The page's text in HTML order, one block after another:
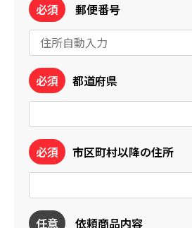
必須 郵便番号
必須 都道府県
必須 市区町村以降の住所
任意 依頼商品内容